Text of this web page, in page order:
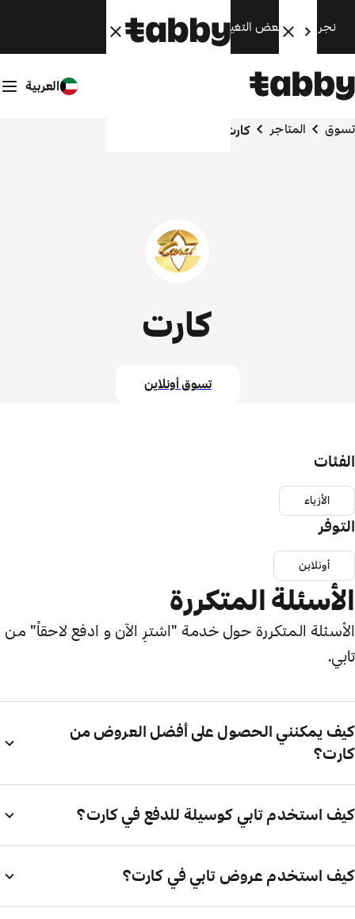
نجري الآن بعض التغييرات. سنعود قريبًا.
العربية
تسوق المتاجر كارت
كارت
تسوق أونلاين
الفئات
الأزياء
التوفر
أونلاين
الأسئلة المتكررة
الأسئلة المتكررة حول خدمة "اشترِ الآن و ادفع لاحقاً" من
تابي.
كيف يمكنني الحصول على أفضل العروض من
كارت؟
كيف استخدم تابي كوسيلة للدفع في كارت؟
كيف استخدم عروض تابي في كارت؟